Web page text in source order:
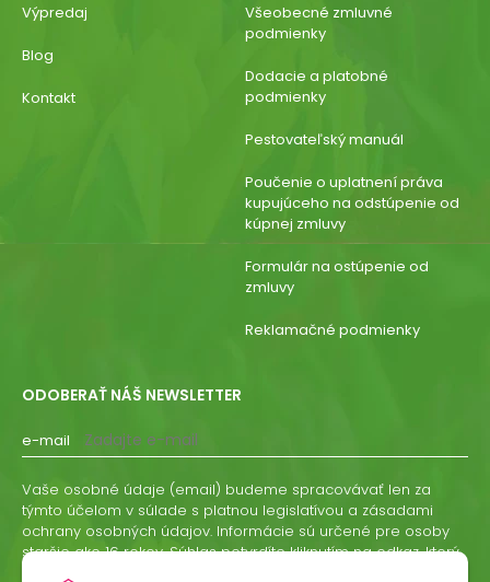
Výpredaj
Blog
Kontakt
Všeobecné zmluvné
podmienky
Dodacie a platobné
podmienky
Pestovateľský manuál
Poučenie o uplatnení práva
kupujúceho na odstúpenie od
kúpnej zmluvy
Formulár na ostúpenie od
zmluvy
Reklamačné podmienky
ODOBERAŤ NÁŠ NEWSLETTER
e-mail
Vaše osobné údaje (email) budeme spracovávať len za
týmto účelom v súlade s platnou legislatívou a zásadami
ochrany osobných údajov. Informácie sú určené pre osoby
staršie ako 16 rokov. Súhlas potvrdíte kliknutím na odkaz, ktorý